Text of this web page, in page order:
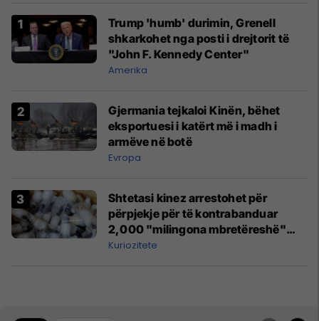
Trump 'humb' durimin, Grenell
shkarkohet nga posti i drejtorit të
"John F. Kennedy Center"
Amerika
Gjermania tejkaloi Kinën, bëhet
eksportuesi i katërt më i madh i
armëve në botë
Evropa
Shtetasi kinez arrestohet për
përpjekje për të kontrabanduar
2,000 "milingona mbretëreshë"
nga Kenia
Kuriozitete